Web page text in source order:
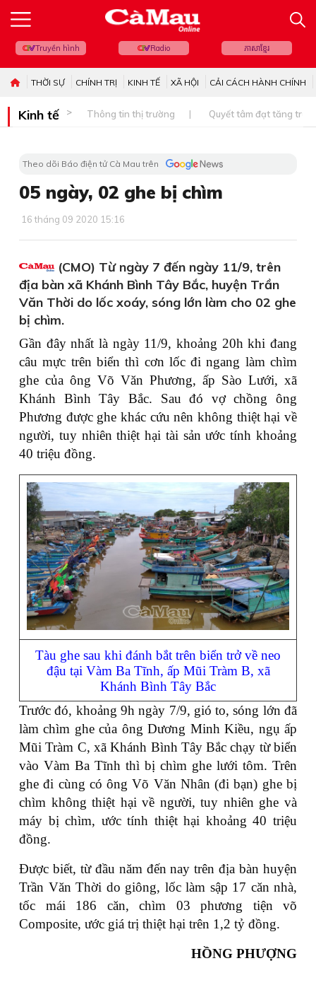
Truyền hình Radio ភាសាខ្មែរ
THỜI SỰ CHÍNH TRỊ KINH TẾ XÃ HỘI CẢI CÁCH HÀNH CHÍNH
Kinh tế Thông tin thị trường Quyết tâm đạt tăng
Theo dõi Báo điện tử Cà Mau trên
05 ngày, 02 ghe bị chìm
16 tháng 09 2020 15:16
(CMO) Từ ngày 7 đến ngày 11/9, trên
địa bàn xã Khánh Bình Tây Bắc, huyện Trần
Văn Thời do lốc xoáy, sóng lớn làm cho 02 ghe
bị chìm.
Gần đây nhất là ngày 11/9, khoảng 20h khi đang
câu mực trên biển thì cơn lốc đi ngang làm chìm
ghe của ông Võ Văn Phương, ấp Sào Lưới, xã
Khánh Bình Tây Bắc. Sau đó vợ chồng ông
Phương được ghe khác cứu nên không thiệt hại về
người, tuy nhiên thiệt hại tài sản ước tính khoảng
40 triệu đồng.
Tàu ghe sau khi đánh bắt trên biển trở về neo
đậu tại Vàm Ba Tĩnh, ấp Mũi Tràm B, xã
Khánh Bình Tây Bắc
Trước đó, khoảng 9h ngày 7/9, gió to, sóng lớn đã
làm chìm ghe của ông Dương Minh Kiều, ngụ ấp
Mũi Tràm C, xã Khánh Bình Tây Bắc chạy từ biển
vào Vàm Ba Tĩnh thì bị chìm ghe lưới tôm. Trên
ghe đi cùng có ông Võ Văn Nhân (đi bạn) ghe bị
chìm không thiệt hại về người, tuy nhiên ghe và
máy bị chìm, ước tính thiệt hại khoảng 40 triệu
đồng.
Được biết, từ đầu năm đến nay trên địa bàn huyện
Trần Văn Thời do giông, lốc làm sập 17 căn nhà,
tốc mái 186 căn, chìm 03 phương tiện võ
Composite, ước giá trị thiệt hại trên 1,2 tỷ đồng.
HỒNG PHƯỢNG